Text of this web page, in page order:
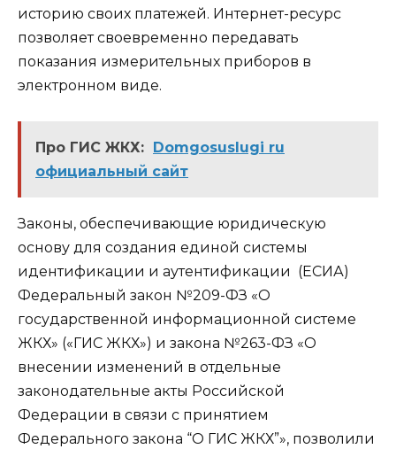
историю своих платежей. Интернет-ресурс
позволяет своевременно передавать
показания измерительных приборов в
электронном виде.
Про ГИС ЖКХ:
Domgosuslugi ru
официальный сайт
Законы, обеспечивающие юридическую
основу для создания единой системы
идентификации и аутентификации (ЕСИА)
Федеральный закон №209-ФЗ «О
государственной информационной системе
ЖКХ» («ГИС ЖКХ») и закона №263-ФЗ «О
внесении изменений в отдельные
законодательные акты Российской
Федерации в связи с принятием
Федерального закона “О ГИС ЖКХ”», позволили